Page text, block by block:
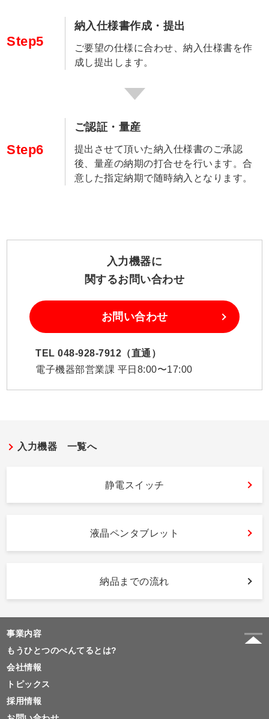
Step5
納入仕様書作成・提出
ご要望の仕様に合わせ、納入仕様書を作
成し提出します。
Step6
ご認証・量産
提出させて頂いた納入仕様書のご承認
後、量産の納期の打合せを行います。合
意した指定納期で随時納入となります。
入力機器に
関するお問い合わせ
お問い合わせ
TEL 048-928-7912（直通）
電子機器部営業課 平日8:00〜17:00
入力機器 一覧へ
静電スイッチ
液晶ペンタブレット
納品までの流れ
事業内容
もうひとつのぺんてるとは?
会社情報
トピックス
採用情報